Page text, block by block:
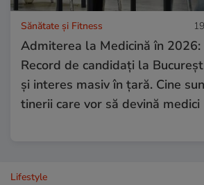
Sănătate și Fitness
Admiterea la Medicină în 2026:
Record de candidați la
și interes masiv în țară. Cine
tinerii care vor să devină medici
Lifestyle